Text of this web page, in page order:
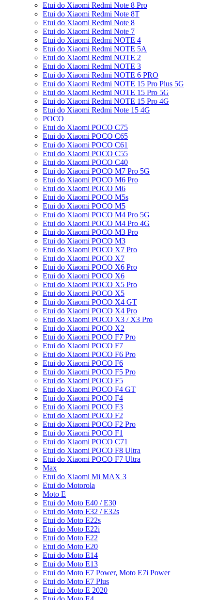
Etui do Xiaomi Redmi Note 8 Pro
Etui do Xiaomi Redmi Note 8T
Etui do Xiaomi Redmi Note 8
Etui do Xiaomi Redmi Note 7
Etui do Xiaomi Redmi NOTE 4
Etui do Xiaomi Redmi NOTE 5A
Etui do Xiaomi Redmi NOTE 2
Etui do Xiaomi Redmi NOTE 3
Etui do Xiaomi Redmi NOTE 6 PRO
Etui do Xiaomi Redmi NOTE 15 Pro Plus 5G
Etui do Xiaomi Redmi NOTE 15 Pro 5G
Etui do Xiaomi Redmi NOTE 15 Pro 4G
Etui do Xiaomi Redmi Note 15 4G
POCO
Etui do Xiaomi POCO C75
Etui do Xiaomi POCO C65
Etui do Xiaomi POCO C61
Etui do Xiaomi POCO C55
Etui do Xiaomi POCO C40
Etui do Xiaomi POCO M7 Pro 5G
Etui do Xiaomi POCO M6 Pro
Etui do Xiaomi POCO M6
Etui do Xiaomi POCO M5s
Etui do Xiaomi POCO M5
Etui do Xiaomi POCO M4 Pro 5G
Etui do Xiaomi POCO M4 Pro 4G
Etui do Xiaomi POCO M3 Pro
Etui do Xiaomi POCO M3
Etui do Xiaomi POCO X7 Pro
Etui do Xiaomi POCO X7
Etui do Xiaomi POCO X6 Pro
Etui do Xiaomi POCO X6
Etui do Xiaomi POCO X5 Pro
Etui do Xiaomi POCO X5
Etui do Xiaomi POCO X4 GT
Etui do Xiaomi POCO X4 Pro
Etui do Xiaomi POCO X3 / X3 Pro
Etui do Xiaomi POCO X2
Etui do Xiaomi POCO F7 Pro
Etui do Xiaomi POCO F7
Etui do Xiaomi POCO F6 Pro
Etui do Xiaomi POCO F6
Etui do Xiaomi POCO F5 Pro
Etui do Xiaomi POCO F5
Etui do Xiaomi POCO F4 GT
Etui do Xiaomi POCO F4
Etui do Xiaomi POCO F3
Etui do Xiaomi POCO F2
Etui do Xiaomi POCO F2 Pro
Etui do Xiaomi POCO F1
Etui do Xiaomi POCO C71
Etui do Xiaomi POCO F8 Ultra
Etui do Xiaomi POCO F7 Ultra
Max
Etui do Xiaomi Mi MAX 3
Etui do Motorola
Moto E
Etui do Moto E40 / E30
Etui do Moto E32 / E32s
Etui do Moto E22s
Etui do Moto E22i
Etui do Moto E22
Etui do Moto E20
Etui do Moto E14
Etui do Moto E13
Etui do Moto E7 Power, Moto E7i Power
Etui do Moto E7 Plus
Etui do Moto E 2020